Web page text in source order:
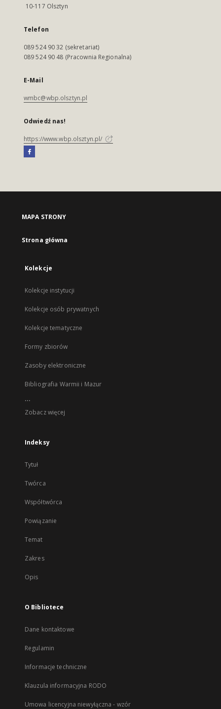
10-117 Olsztyn
Telefon
089 524 90 32 (sekretariat)
089 524 90 48 (Pracownia Regionalna)
E-Mail
wmbc@wbp.olsztyn.pl
Odwiedź nas!
https://www.wbp.olsztyn.pl/
MAPA STRONY
Strona główna
Kolekcje
Kolekcje instytucji
Kolekcje osób prywatnych
Kolekcje tematyczne
Formy zbiorów
Zasoby elektroniczne
Bibliografia Warmii i Mazur
...
Zobacz więcej
Indeksy
Tytuł
Twórca
Współtwórca
Powiązanie
Temat
Zakres
Opis
O Bibliotece
Dane kontaktowe
Regulamin
Informacje techniczne
Klauzula informacyjna RODO
Umowa licencyjna niewyłączna - wzór